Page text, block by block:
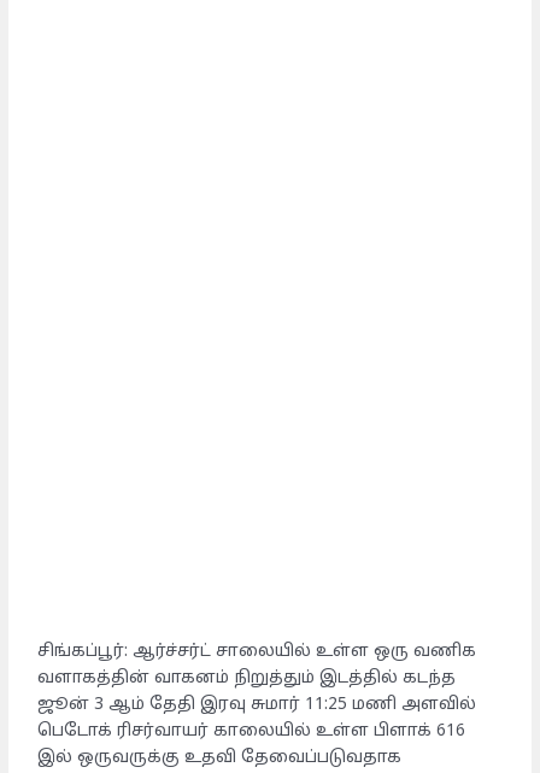
சிங்கப்பூர்: ஆர்ச்சர்ட் சாலையில் உள்ள ஒரு வணிக
வளாகத்தின் வாகனம் நிறுத்தும் இடத்தில் கடந்த
ஜூன் 3 ஆம் தேதி இரவு சுமார் 11:25 மணி அளவில்
பெடோக் ரிசர்வாயர் காலையில் உள்ள பிளாக் 616
இல் ஒருவருக்கு உதவி தேவைப்படுவதாக